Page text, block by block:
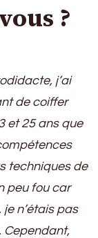
?
j’ai
de coiffer
et 25 ans que
techniques de
peu fou car
n’étais pas
Cependant,